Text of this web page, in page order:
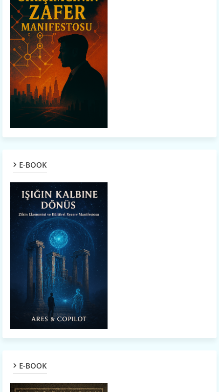
E-BOOK
E-BOOK